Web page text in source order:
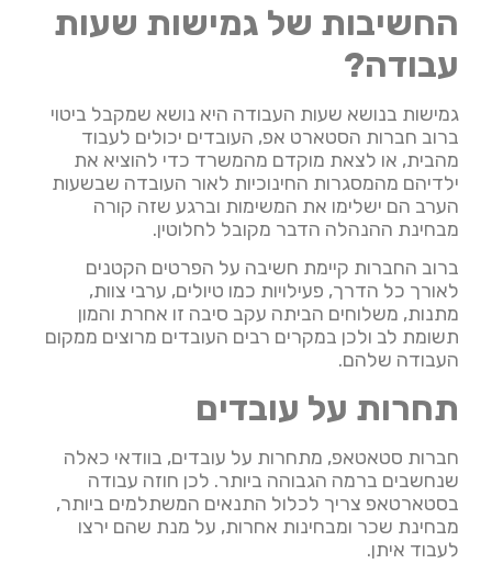
החשיבות של גמישות שעות
עבודה?
גמישות בנושא שעות העבודה היא נושא שמקבל ביטוי
ברוב חברות הסטארט אפ, העובדים יכולים לעבוד
מהבית, או לצאת מוקדם מהמשרד כדי להוציא את
ילדיהם מהמסגרות החינוכיות לאור העובדה שבשעות
הערב הם ישלימו את המשימות וברגע שזה קורה
מבחינת ההנהלה הדבר מקובל לחלוטין.
ברוב החברות קיימת חשיבה על הפרטים הקטנים
לאורך כל הדרך, פעילויות כמו טיולים, ערבי צוות,
מתנות, משלוחים הביתה עקב סיבה זו אחרת והמון
תשומת לב ולכן במקרים רבים העובדים מרוצים ממקום
העבודה שלהם.
תחרות על עובדים
חברות סטאטאפ, מתחרות על עובדים, בוודאי כאלה
שנחשבים ברמה הגבוהה ביותר. לכן חוזה עבודה
בסטארטאפ צריך לכלול התנאים המשתלמים ביותר,
מבחינת שכר ומבחינות אחרות, על מנת שהם ירצו
לעבוד איתן.